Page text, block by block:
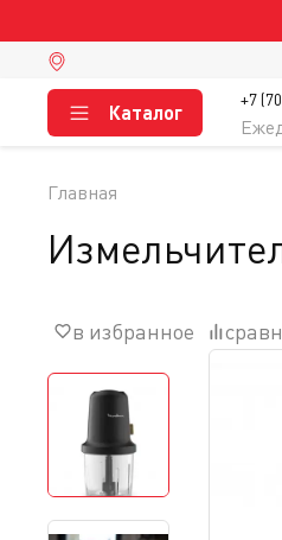
+7
Каталог
Главная
в избранное